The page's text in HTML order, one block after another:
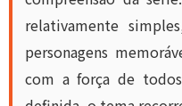
relativamente
personagens
com a força de